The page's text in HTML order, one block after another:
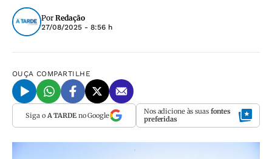
Por Redação
27/08/2025 - 8:56 h
OUÇA COMPARTILHE
Siga o A TARDEno Google Nos adicione às suas fontes
preferidas